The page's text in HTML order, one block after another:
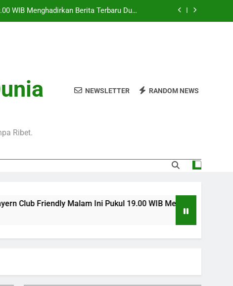
WIB Menghadirkan Berita Terbaru Duel
Klub Terkenal Dari Inggris Dan Jerman
Jadi Sorotan Besar Pecinta Sepak Bola
20.00 WIB di Jalalive Menjadi Sajian
Untuk Pecinta Sepak Bola Nasional
WIB Menghadirkan Berita Terbaru Duel
Klub Terkenal Dari Inggris Dan Jerman
01.00 WIB Lengkap dengan Preview
Jadi Sorotan Besar Pecinta Sepak Bola
Ribet.
NEWSLETTER RANDOM NEWS
Friendly Malam Ini Pukul 19.00 WIB Menghadirkan Berita